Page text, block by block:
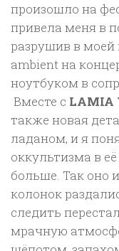
произошло на
привела меня в
разрушив в моей
ambient на
ноутбуком в
Вместе с LAMIA
также новая
ладаном, и я
оккультизма в
больше. Так оно
колонок
следить
мрачную